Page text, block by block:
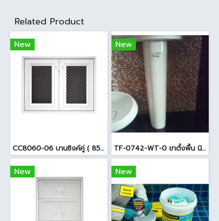
Related Product
New
CC8060-06 บานซิงค์คู่ ( 85.5x65.5x10cm. ) สีขาว
New
TF-0742-WT-0 ขาตั้งพื้น นิว-โคดี้ สีขาว
New New